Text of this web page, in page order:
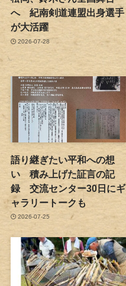
へ 紀南剣道連盟出身選手
が大活躍
2026-07-28
語り継ぎたい平和への想
い 積み上げた証言の記
録 交流センター30日にギ
ャラリートークも
2026-07-25